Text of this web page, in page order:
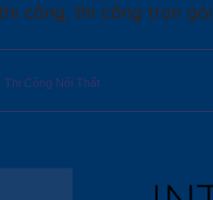
công, thi công trọn gói
Thi Công Nội Thất